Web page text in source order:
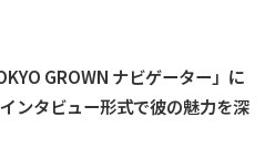
GROWN ナビゲーター」に
ンタビュー形式で彼の魅力を深